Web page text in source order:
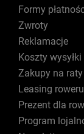
Formy
Zwroty
Reklamacje
Koszty wysyłki
Zakupy na raty
Leasing roweru
Prezent dla
Program